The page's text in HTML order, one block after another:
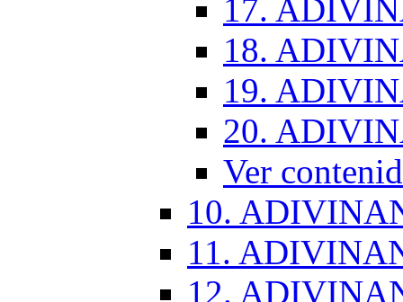
17.
18.
19.
20.
Ver
10.
11.
12.